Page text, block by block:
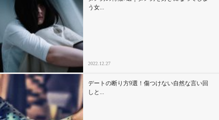
う女...
2022.12.27
デートの断り方9選！傷つけない自然な言い回
しと...